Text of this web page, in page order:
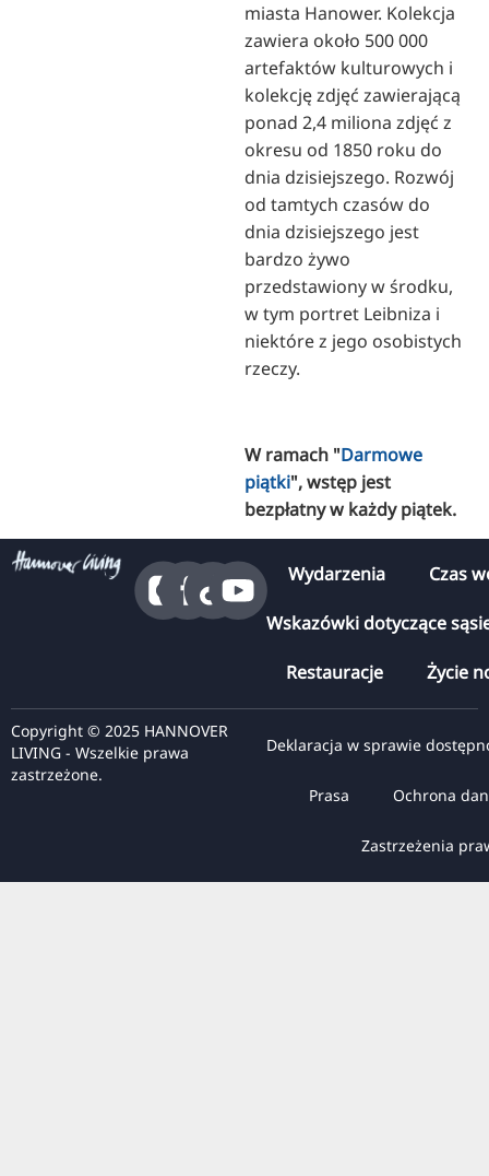
miasta Hanower. Kolekcja
zawiera około 500 000
artefaktów kulturowych i
kolekcję zdjęć zawierającą
ponad 2,4 miliona zdjęć z
okresu od 1850 roku do
dnia dzisiejszego. Rozwój
od tamtych czasów do
dnia dzisiejszego jest
bardzo żywo
przedstawiony w środku,
w tym portret Leibniza i
niektóre z jego osobistych
rzeczy.
W ramach "Darmowe
piątki", wstęp jest
bezpłatny w każdy piątek.
Wydarzenia Czas
Wskazówki dotyczące
Restauracje Życie
Copyright © 2025 HANNOVER
LIVING - Wszelkie prawa
zastrzeżone.
Deklaracja w sprawie
Prasa Ochrona
Zastrzeżenia